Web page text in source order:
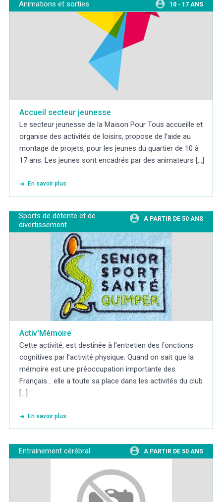
Animations et sorties 10 - 17 ANS
Accueil secteur jeunesse
Le secteur jeunesse de la Maison Pour Tous accueille et
organise des activités de loisirs, propose de l’aide au
montage de projets, pour les jeunes du quartier de 10 à
17 ans. Les jeunes sont encadrés par des animateurs [...]
En savoir plus
Sports de détente et de
divertissement
A PARTIR DE 50 ANS
Activ'Mémoire
Cette activité, est destinée à l’entretien des fonctions
cognitives par l’activité physique. Quand on sait que la
mémoire est une préoccupation importante des
Français... elle a toute sa place dans les activités du club
[...]
En savoir plus
Entrainement cérébral A PARTIR DE 50 ANS